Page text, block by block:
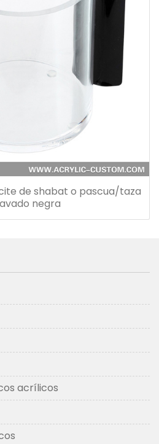
de shabat o pascua/taza
negra
acrílicos